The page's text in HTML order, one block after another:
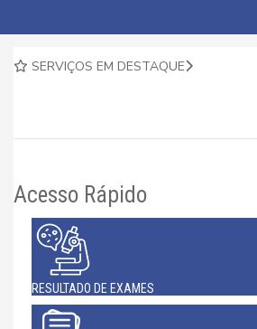
SERVIÇOS EM DESTAQUE
Acesso Rápido
RESULTADO DE EXAMES